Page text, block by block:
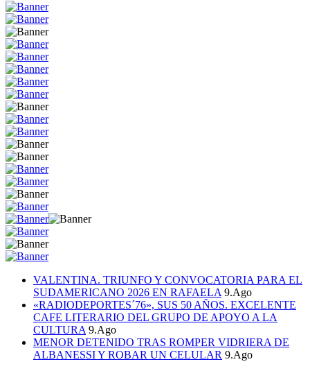
VALENTINA. TRIUNFO Y CONVOCATORIA PARA EL
SUDAMERICANO 2026 EN RAFAELA 9.Ago
«RADIODEPORTES´76», SUS 50 AÑOS. EXCELENTE
CAFE LITERARIO DEL GRUPO DE APOYO A LA
CULTURA 9.Ago
MENOR DETENIDO TRAS ROMPER VIDRIERA DE
ALBANESSI Y ROBAR UN CELULAR 9.Ago